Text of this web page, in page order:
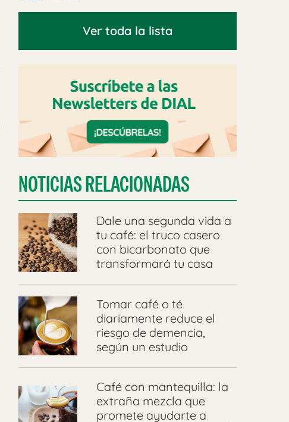
Ver toda la lista
NOTICIAS RELACIONADAS
Dale una segunda vida a
tu café: el truco casero
con bicarbonato que
transformará tu casa
Tomar café o té
diariamente reduce el
riesgo de demencia,
según un estudio
Café con mantequilla: la
extraña mezcla que
promete ayudarte a